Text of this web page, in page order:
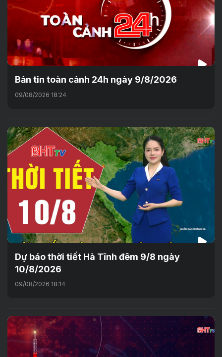
Bản tin toàn cảnh 24h ngày 9/8/2026
09/08/2026 18:24
Dự báo thời tiết Hà Tĩnh đêm 9/8 ngày
10/8/2026
09/08/2026 18:14